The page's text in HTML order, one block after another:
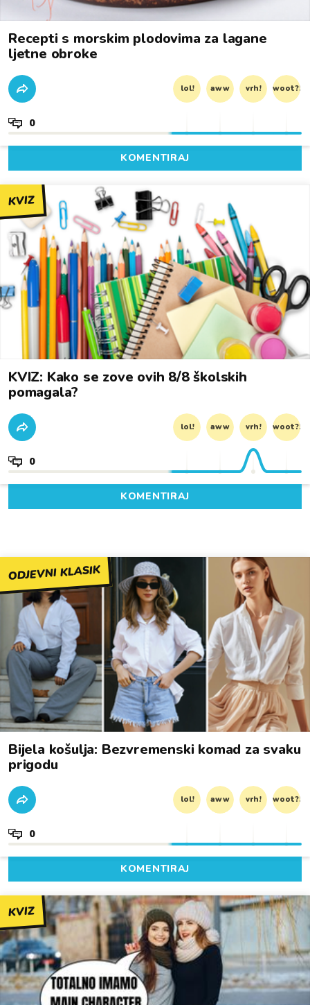
Recepti s morskim plodovima za lagane
ljetne obroke
lol! aww vrh! woot?!
0
KOMENTIRAJ
KVIZ
KVIZ: Kako se zove ovih 8/8 školskih
pomagala?
lol! aww vrh! woot?!
0
KOMENTIRAJ
ODJEVNI KLASIK
Bijela košulja: Bezvremenski komad za svaku
prigodu
lol! aww vrh! woot?!
0
KOMENTIRAJ
KVIZ